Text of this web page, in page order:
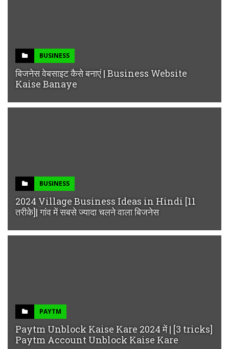
BUSINESS
बिजनेस वेबसाइट कैसे बनाएं | Business Website
Kaise Banaye
BUSINESS
2024 Village Business Ideas in Hindi [11
तरीके]| गांव में सबसे ज्यादा चलने वाला बिजनेस
PAYTM
Paytm Unblock Kaise Kare 2024 में | [3 tricks]
Paytm Account Unblock Kaise Kare